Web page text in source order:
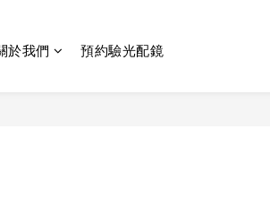
於我們 預約驗光配鏡